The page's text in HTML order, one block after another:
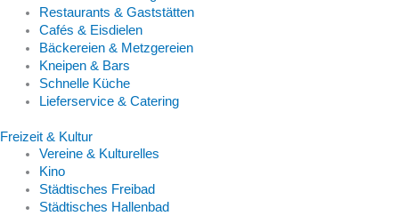
Restaurants & Gaststätten
Cafés & Eisdielen
Bäckereien & Metzgereien
Kneipen & Bars
Schnelle Küche
Lieferservice & Catering
Freizeit & Kultur
Vereine & Kulturelles
Kino
Städtisches Freibad
Städtisches Hallenbad